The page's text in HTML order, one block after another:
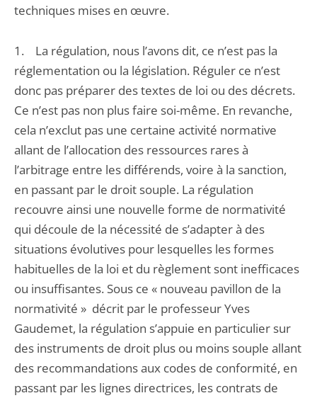
techniques mises en œuvre.
1. La régulation, nous l’avons dit, ce n’est pas la
réglementation ou la législation. Réguler ce n’est
donc pas préparer des textes de loi ou des décrets.
Ce n’est pas non plus faire soi-même. En revanche,
cela n’exclut pas une certaine activité normative
allant de l’allocation des ressources rares à
l’arbitrage entre les différends, voire à la sanction,
en passant par le droit souple. La régulation
recouvre ainsi une nouvelle forme de normativité
qui découle de la nécessité de s’adapter à des
situations évolutives pour lesquelles les formes
habituelles de la loi et du règlement sont inefficaces
ou insuffisantes. Sous ce « nouveau pavillon de la
normativité » décrit par le professeur Yves
Gaudemet, la régulation s’appuie en particulier sur
des instruments de droit plus ou moins souple allant
des recommandations aux codes de conformité, en
passant par les lignes directrices, les contrats de